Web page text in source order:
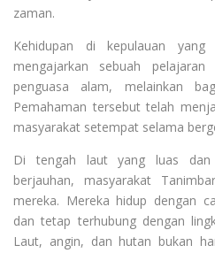
zaman.
Kehidupan di kepulauan
mengajarkan sebuah
penguasa alam, melainkan
Pemahaman tersebut telah
masyarakat setempat selama
Di tengah laut yang luas dan
berjauhan, masyarakat
mereka. Mereka hidup dengan
dan tetap terhubung dengan
Laut, angin, dan hutan bukan